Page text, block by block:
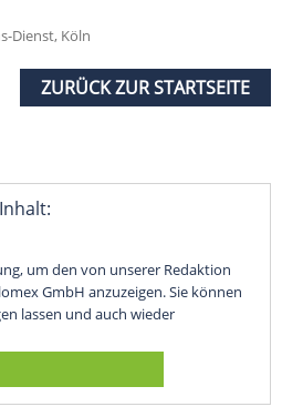
Dienst, Köln
ZURÜCK ZUR STARTSEITE
um den von unserer Redaktion
GmbH anzuzeigen. Sie können
lassen und auch wieder